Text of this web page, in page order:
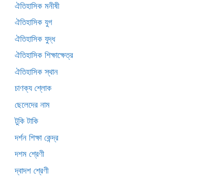
ঐতিহাসিক মনীষী
ঐতিহাসিক যুগ
ঐতিহাসিক যুদ্ধ
ঐতিহাসিক শিক্ষাক্ষেত্র
ঐতিহাসিক স্থান
চাণক্য শ্লোক
ছেলেদের নাম
টুকি টাকি
দর্শন শিক্ষা কেন্দ্র
দশম শ্রেণী
দ্বাদশ শ্রেণী